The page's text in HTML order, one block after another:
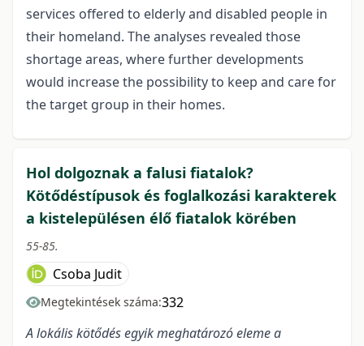
services offered to elderly and disabled people in
their homeland. The analyses revealed those
shortage areas, where further developments
would increase the possibility to keep and care for
the target group in their homes.
Hol dolgoznak a falusi fiatalok?
Kötődéstípusok és foglalkozási karakterek
a kistelepülésen élő fiatalok körében
55-85.
Csoba Judit
Megtekintések száma:332
A lokális kötődés egyik meghatározó eleme a